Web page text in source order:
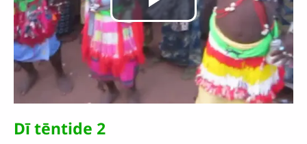
Lire
la
vidéo
Dī tēntide 2